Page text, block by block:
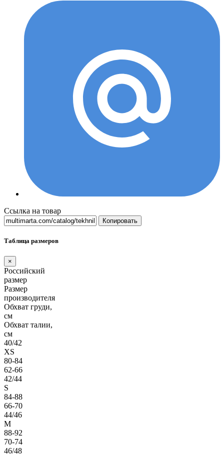
Ссылка на товар
Копировать
Таблица размеров
×
Российский
размер
Размер
производителя
Обхват груди,
см
Обхват талии,
см
40/42
XS
80-84
62-66
42/44
S
84-88
66-70
44/46
M
88-92
70-74
46/48